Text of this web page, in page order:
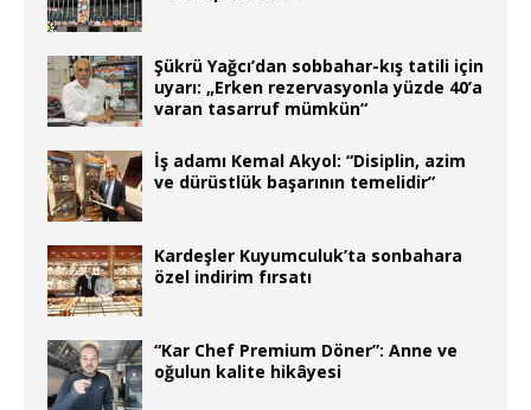
Şükrü Yağcı’dan sobbahar-kış tatili için
uyarı: „Erken rezervasyonla yüzde 40’a
varan tasarruf mümkün“
İş adamı Kemal Akyol: “Disiplin, azim
ve dürüstlük başarının temelidir”
Kardeşler Kuyumculuk’ta sonbahara
özel indirim fırsatı
“Kar Chef Premium Döner”: Anne ve
oğulun kalite hikâyesi